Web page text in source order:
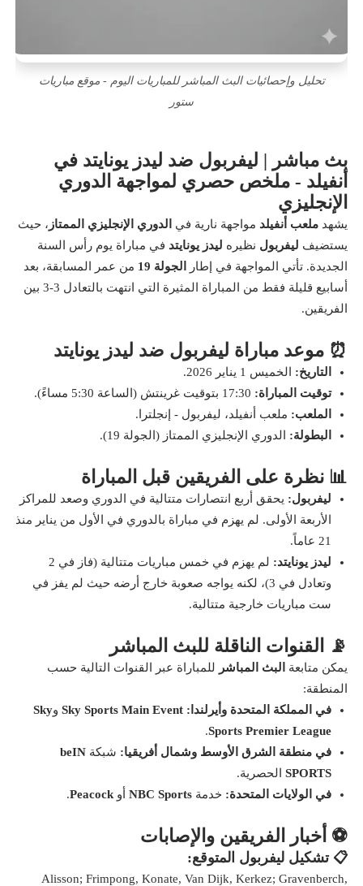
تحليل وإحصائيات البث المباشر للمباريات اليوم - موقع مباريات
ستور
بث مباشر | ليفربول ضد ليدز يونايتد في
أنفيلد - ملخص حصري لمواجهة الدوري
الإنجليزي
يشهد ملعب أنفيلد مواجهة نارية في الدوري الإنجليزي الممتاز ، حيث
يستضيف ليفربول نظيره ليدز يونايتد في مباراة يوم رأس السنة
الجديدة. تأتي المواجهة في إطار
الجولة 19
من عمر المسابقة، بعد
أسابيع قليلة فقط من المباراة المثيرة التي انتهت بالتعادل 3-3 بين
الفريقين.
⏰ موعد مباراة ليفربول ضد ليدز يونايتد
التاريخ: الخميس 1 يناير 2026.
توقيت المباراة:
الملعب: ملعب أنفيلد، ليفربول - إنجلترا.
البطولة: الدوري الإنجليزي الممتاز (الجولة 19).
📊 نظرة على الفريقين قبل المباراة
ليفربول: يحقق أربع انتصارات متتالية في الدوري وصعد للمراكز
الأربعة الأولى. لم يهزم في مباراة بالدوري في الأول من يناير منذ
21 عاماً.
ليدز يونايتد:
لم يهزم في خمس مباريات متتالية (فاز في 2
وتعادل في 3)، لكنه يواجه صعوبة خارج أرضه حيث لم يفز في
ست مباريات خارجية متتالية.
📡 القنوات الناقلة للبث المباشر
يمكن متابعة البث المباشر للمباراة عبر القنوات التالية حسب
المنطقة:
في المملكة المتحدة وأيرلندا: Sky Sports Main EventوSky
Sports Premier League
.
في منطقة الشرق الأوسط وشمال أفريقيا: شبكة beIN
SPORTSالحصرية.
في الولايات المتحدة: خدمة NBC Sportsأو Peacock
.
⚽ أخبار الفريقين والإصابات
📋 تشكيل ليفربول المتوقع:
Alisson; Frimpong, Konate, Van Dijk, Kerkez; Gravenberch,